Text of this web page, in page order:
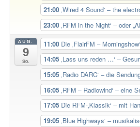
21:00 ‚Wired 4 Sound‘ – the
23:00 ‚RFM in the Night‘ – oder
AUG.
9
So.
11:00 Die ‚FlairFM –
14:05 ‚Lass uns reden …‘ –
15:05 ‚Radio DARC‘ – die
16:05 ‚RFM – Radiowind‘ – eine
17:05 Die RFM-‚Klassik‘ – mit
19:05 ‚Blue Highways‘ –